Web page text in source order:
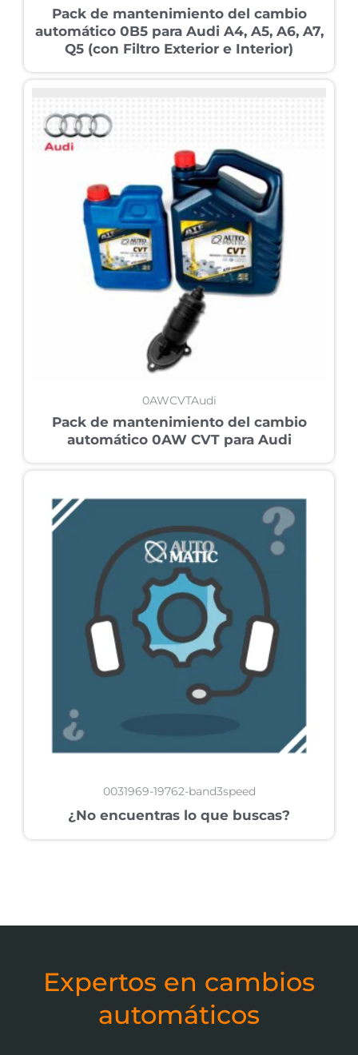
Pack de mantenimiento del cambio
automático 0B5 para Audi A4, A5, A6, A7,
Q5 (con Filtro Exterior e Interior)
0AWCVTAudi
Pack de mantenimiento del cambio
automático 0AW CVT para Audi
0031969-19762-band3speed
¿No encuentras lo que buscas?
Expertos en cambios
automáticos